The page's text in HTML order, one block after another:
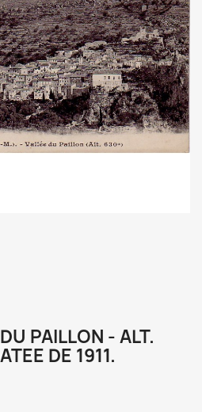
PAILLON - ALT.
DE 1911.